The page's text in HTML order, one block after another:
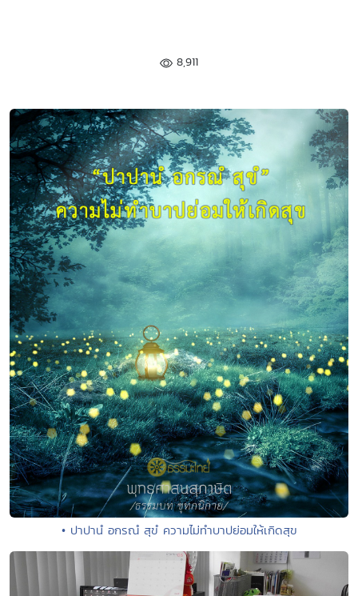
8,911
• ปาปานํ อกรณํ สุขํ ความไม่ทำบาปย่อมให้เกิดสุข